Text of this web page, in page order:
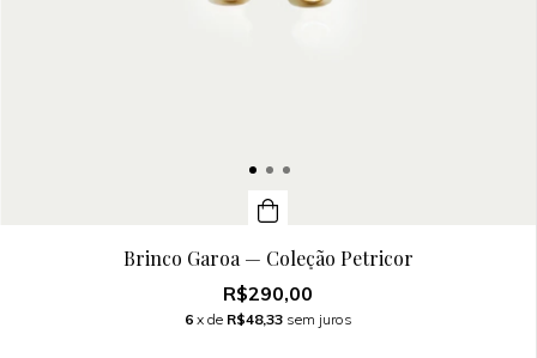
Brinco Garoa — Coleção Petricor
R$290,00
6 x de R$48,33 sem juros